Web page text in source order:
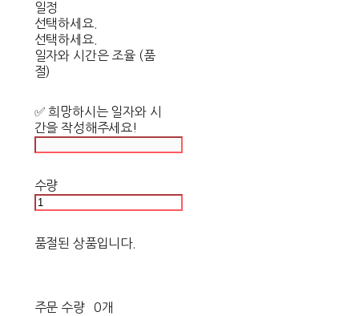
일정
선택하세요.
선택하세요.
일자와 시간은 조율 (품
절)
✅ 희망하시는 일자와 시
간을 작성해주세요!
수량
품절된 상품입니다.
주문 수량
0개